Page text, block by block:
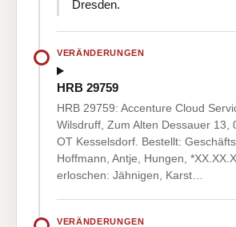
Dresden.
VERÄNDERUNGEN
HRB 29759
HRB 29759: Accenture Cloud
Wilsdruff, Zum Alten Dessauer 13,
OT Kesselsdorf. Bestellt:
Hoffmann, Antje, Hungen,
erloschen: Jähnigen, Karst…
VERÄNDERUNGEN